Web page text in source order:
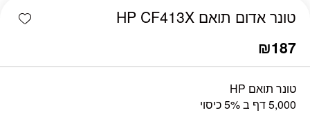
טונר אדום תואם HP CF413X
₪187
טונר תואם HP
5,000 דף ב 5% כיסוי